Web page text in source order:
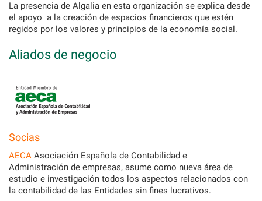
La presencia de Algalia en esta organización se explica desde
el apoyo a la creación de espacios financieros que estén
regidos por los valores y principios de la economía social.
Aliados de negocio
Socias
AECA Asociación Española de Contabilidad e
Administración de empresas, asume como nueva área de
estudio e investigación todos los aspectos relacionados con
la contabilidad de las Entidades sin fines lucrativos.